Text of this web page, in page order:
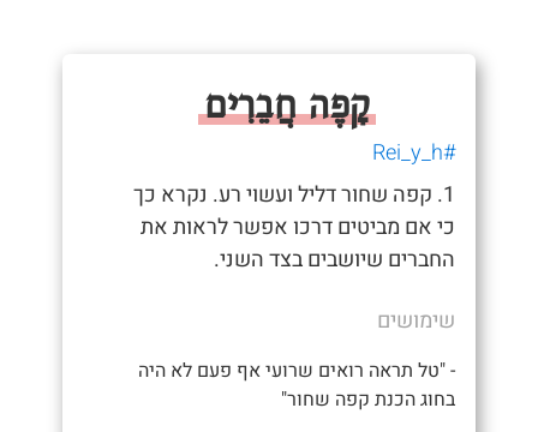
קָפֶה חֲבֵרִים
#Rei_y_h
1. קפה שחור דליל ועשוי רע. נקרא כך
כי אם מביטים דרכו אפשר לראות את
החברים שיושבים בצד השני.
שימושים
- "טל תראה רואים שרועי אף פעם לא היה
בחוג הכנת קפה שחור"